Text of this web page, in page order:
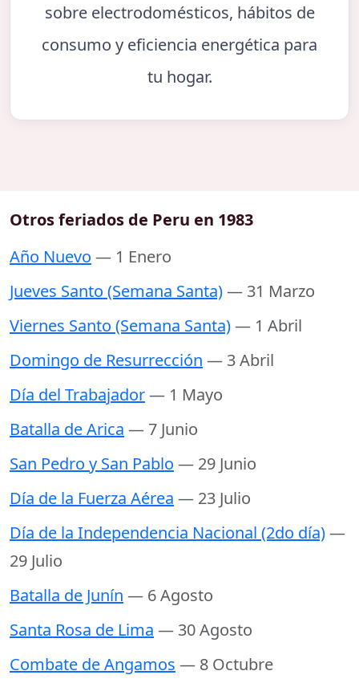
sobre electrodomésticos, hábitos de
consumo y eficiencia energética para
tu hogar.
Otros feriados de Peru en 1983
Año Nuevo — 1 Enero
Jueves Santo (Semana Santa)— 31 Marzo
Viernes Santo (Semana Santa)— 1 Abril
Domingo de Resurrección — 3 Abril
Día del Trabajador— 1 Mayo
Batalla de Arica — 7 Junio
San Pedro y San Pablo — 29 Junio
Día de la Fuerza Aérea — 23 Julio
Día de la Independencia Nacional (2do día)—
29 Julio
Batalla de Junín — 6 Agosto
Santa Rosa de Lima — 30 Agosto
Combate de Angamos — 8 Octubre